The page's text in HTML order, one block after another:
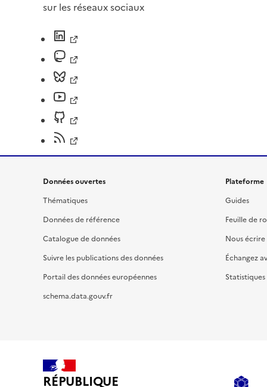
sur les réseaux sociaux
Données ouvertes
Thématiques
Données de référence
Catalogue de données
Suivre les publications des données
Portail des données européennes
schema.data.gouv.fr
Plateforme
Guides
Feuille de
Nous écrire
Échangez
Statistiques
RÉPUBLIQUE